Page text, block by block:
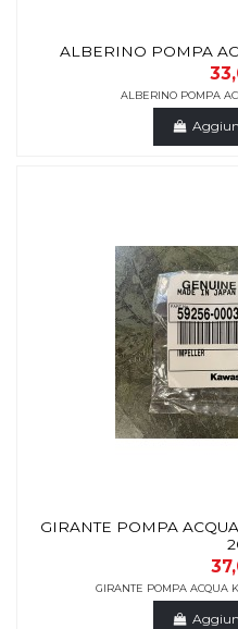
ALBERINO POMPA
ALBERINO POMPA
GIRANTE POMPA
GIRANTE POMPA ACQUA